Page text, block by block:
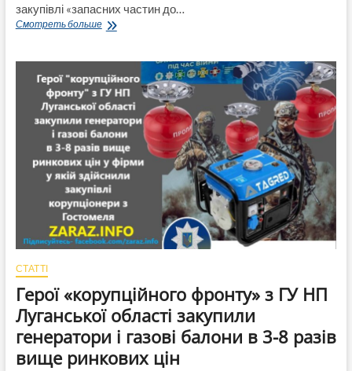
закупівлі «запасних частин до…
Смотреть большеУЖКГ
переможною
ціною
1
083
618
грн
з
закупівлі
запчастин,
заощадивши
всього
475
грн,
заощадити
254
тисячи
грн
СТАТТІ
Герої «корупційного фронту» з ГУ НП
Луганської області закупили
генератори і газові балони в 3-8 разів
вище ринкових цін